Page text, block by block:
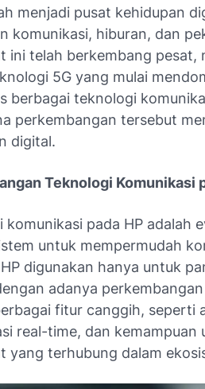
menjadi pusat kehidupan
komunikasi, hiburan, dan
ini telah berkembang pesat,
5G yang mulai
berbagai teknologi
perkembangan tersebut
digital.
Teknologi Komunikasi
komunikasi pada HP adalah
untuk mempermudah
digunakan hanya untuk
adanya
fitur canggih, seperti
real-time, dan kemampuan
yang terhubung dalam